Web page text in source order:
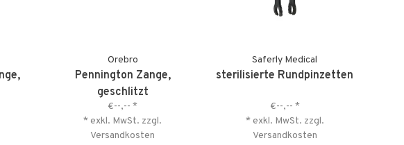
Orebro
Pennington Zange,
geschlitzt
€--,-- *
* exkl. MwSt. zzgl.
Versandkosten
Saferly Medical
sterilisierte Rundpinzetten
€--,-- *
* exkl. MwSt. zzgl.
Versandkosten